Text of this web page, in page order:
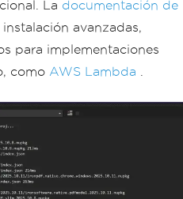
La documentación de
avanzadas,
para implementaciones
como AWS Lambda